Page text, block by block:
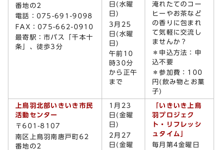
番地の2
電話：075-691-9098
FAX：075-662-0910
最寄駅：市バス「千本十
条」、徒歩3分
日(水曜
日)
3月25
日(水曜
日)
午前10
時30分
から正午
まで
淹れたてのコー
ヒーやお茶など
の香りに包まれ
て気軽に交流し
ませんか？
＊申込方法：申
込不要
＊参加費：100
円(飲み物とお菓
子)
上鳥羽北部いきいき市民
活動センター
〒601-8107
南区上鳥羽南唐戸町62
番地の2
1月23
日(金曜
日)
2月27
日(金曜
「いきいき上鳥
羽プロジェク
ト・リフレッシ
ュタイム」
毎月第4金曜日